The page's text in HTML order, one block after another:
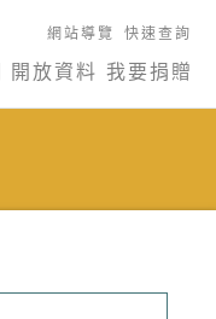
網站導覽 快速查詢
開放資料 我要捐贈